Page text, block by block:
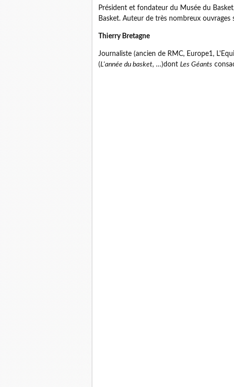
Président et fondateur du Musée du
Basket. Auteur de très nombreux ouvrages
Thierry Bretagne
Journaliste (ancien de RMC, Europe1,
(L'année du basket, …)dont Les Géants